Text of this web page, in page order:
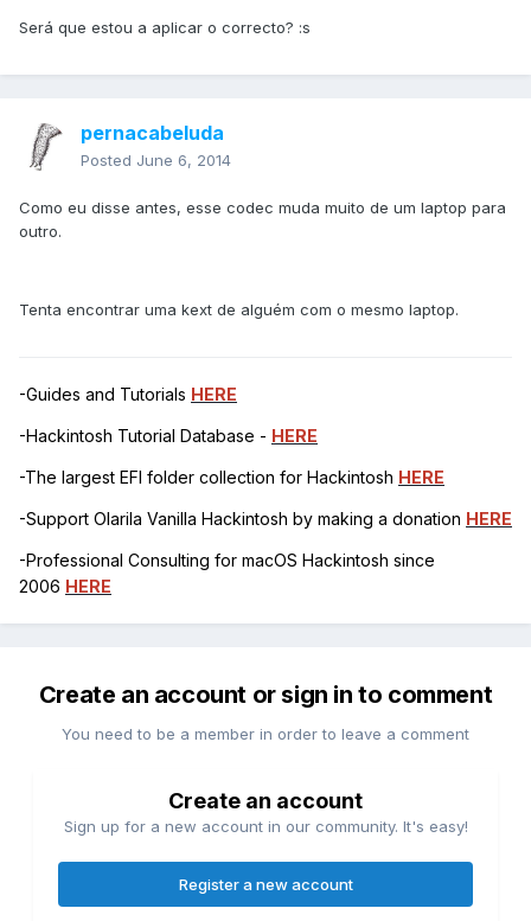
Será que estou a aplicar o correcto? :s
pernacabeluda
Posted June 6, 2014
Como eu disse antes, esse codec muda muito de um laptop para
outro.
Tenta encontrar uma kext de alguém com o mesmo laptop.
-Guides and Tutorials HERE
-Hackintosh Tutorial Database - HERE
-The largest EFI folder collection for Hackintosh HERE
-Support Olarila Vanilla Hackintosh by making a donation HERE
-Professional Consulting for macOS Hackintosh since
2006 HERE
Create an account or sign in to comment
You need to be a member in order to leave a comment
Create an account
Sign up for a new account in our community. It's easy!
Register a new account